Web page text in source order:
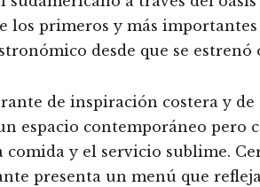
los primeros y más
desde que se
de inspiración costera y
espacio contemporáneo pero
comida y el servicio sublime.
presenta un menú que